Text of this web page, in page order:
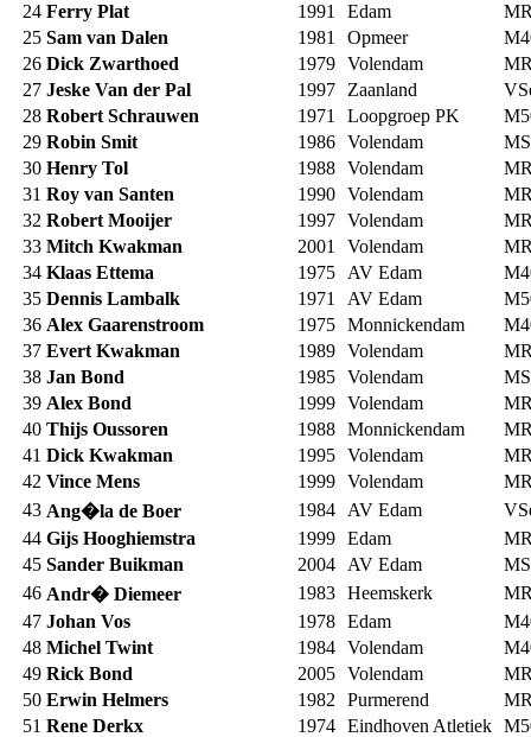
24 Ferry Plat 1991 Edam
25 Sam van Dalen 1981 Opmeer
26 Dick Zwarthoed 1979 Volendam
27 Jeske Van der Pal 1997 Zaanland
28 Robert Schrauwen 1971 Loopgroep PK
29 Robin Smit 1986 Volendam
30 Henry Tol 1988 Volendam
31 Roy van Santen 1990 Volendam
32 Robert Mooijer 1997 Volendam
33 Mitch Kwakman 2001 Volendam
34 Klaas Ettema 1975 AV Edam
35 Dennis Lambalk 1971 AV Edam
36 Alex Gaarenstroom 1975 Monnickendam
37 Evert Kwakman 1989 Volendam
38 Jan Bond 1985 Volendam
39 Alex Bond 1999 Volendam
40 Thijs Oussoren 1988 Monnickendam
41 Dick Kwakman 1995 Volendam
42 Vince Mens 1999 Volendam
43 Ang�la de Boer 1984 AV Edam
44 Gijs Hooghiemstra 1999 Edam
45 Sander Buikman 2004 AV Edam
46 Andr� Diemeer 1983 Heemskerk
47 Johan Vos 1978 Edam
48 Michel Twint 1984 Volendam
49 Rick Bond 2005 Volendam
50 Erwin Helmers 1982 Purmerend
51 Rene Derkx 1974 Eindhoven Atletiek